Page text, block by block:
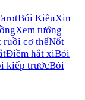
Bói KiềuXin
Xem tướng
ruồi cơ thểNốt
Điềm hắt xìBói
kiếp trướcBói